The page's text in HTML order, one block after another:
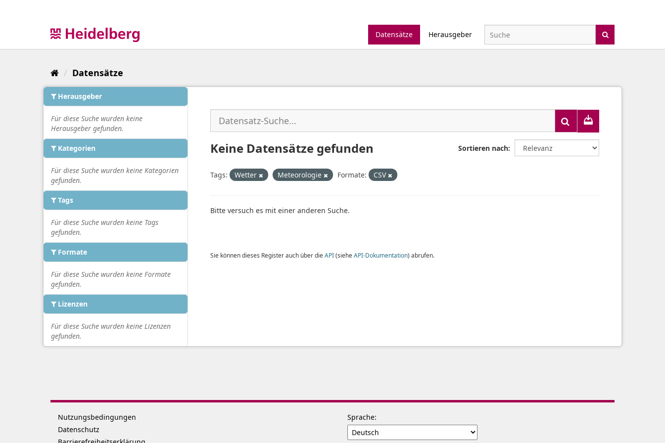
Datensätze
Herausgeber
Datensätze
Herausgeber
Für diese Suche wurden keine
Herausgeber gefunden.
Kategorien
Für diese Suche wurden keine Kategorien
gefunden.
Tags
Für diese Suche wurden keine Tags
gefunden.
Formate
Für diese Suche wurden keine Formate
gefunden.
Lizenzen
Für diese Suche wurden keine Lizenzen
gefunden.
Sortieren nach
Keine Datensätze gefunden
Tags: Wetter Meteorologie Formate: CSV
Bitte versuch es mit einer anderen Suche.
Sie können dieses Register auch über die API(siehe API-Dokumentation) abrufen.
Nutzungsbedingungen
Datenschutz
Sprache